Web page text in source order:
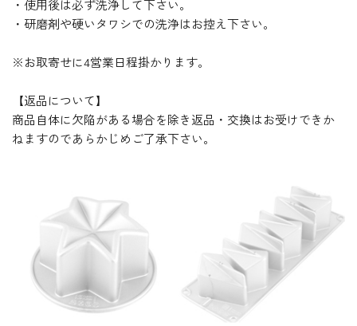
・使用後は必ず洗浄して下さい。
・研磨剤や硬いタワシでの洗浄はお控え下さい。
※お取寄せに4営業日程掛かります。
【返品について】
商品自体に欠陥がある場合を除き返品・交換はお受けできか
ねますのであらかじめご了承下さい。